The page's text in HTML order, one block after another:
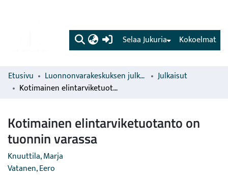
(current) Kokoelmat
Selaa Jukuria
Etusivu Luonnonvarakeskuksen julkaisut
Julkaisut
Kotimainen elintarviketuotanto on tuonnin varassa
Kotimainen elintarviketuotanto on
tuonnin varassa
Knuuttila, Marja
Vatanen, Eero